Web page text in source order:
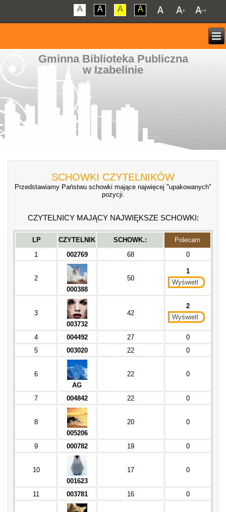
A A A A
Gminna Biblioteka Publiczna
w Izabelinie
SCHOWKI CZYTELNIKÓW
Przedstawiamy Państwu schowki mające najwięcej "upakowanych"
pozycji.
CZYTELNICY MAJĄCY NAJWIĘKSZE SCHOWKI:
LP CZYTELNIK SCHOWK.:
Polecam
1
002769 68 0
2
000388
50
1
Wyświetl
3
003732
42
2
Wyświetl
4 004492 27
0
5
003020 22 0
6
AG
22 0
7 004842 22 0
8
005206
20 0
9 000782 19 0
10
001623
17 0
11 003781 16 0